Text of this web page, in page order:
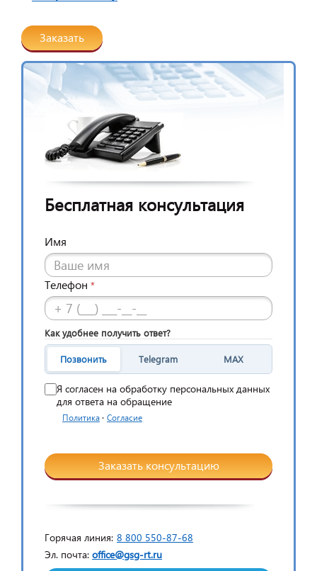
Заказать
Бесплатная консультация
Имя
Телефон *
Как удобнее получить ответ?
Позвонить Telegram MAX
Я согласен на обработку персональных данных
для ответа на обращение
Политика · Согласие
Заказать консультацию
Горячая линия: 8 800 550-87-68
Эл. почта: office@gsg-rt.ru